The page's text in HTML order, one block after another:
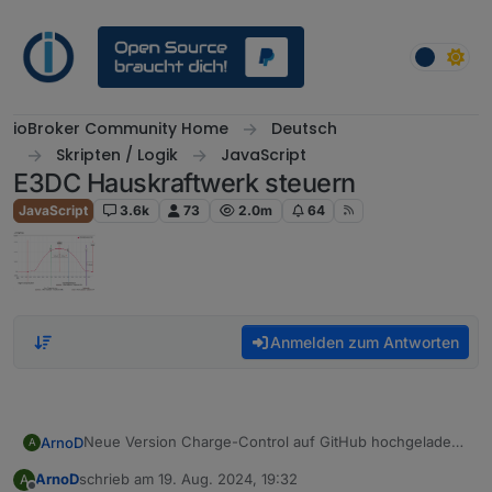
ioBroker Community Home
Deutsch
Skripten / Logik
JavaScript
E3DC Hauskraftwerk steuern
JavaScript 3.6k 73 2.0m 64
Anmelden zum Antworten
A ArnoDNeue Version Charge-Control auf GitHub hochgeladen.
Änderungen:
Es wird überprüft, ob bei den Instanzeinstellungen
A ArnoDschrieb am 19. Aug. 2024, 19:32